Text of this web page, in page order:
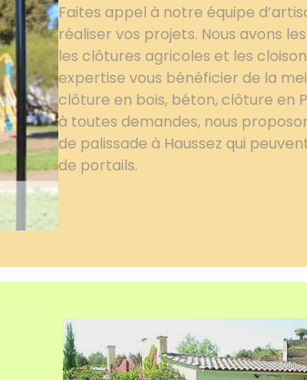
Faites appel à notre équipe
réaliser vos projets. Nous avons
les clôtures agricoles et les
expertise vous bénéficier de la
clôture en bois, béton, clôture en
à toutes demandes, nous
de palissade à Haussez qui
de portails.